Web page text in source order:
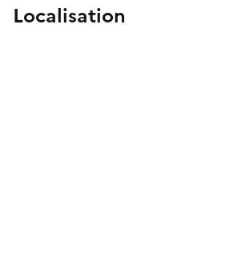
Localisation